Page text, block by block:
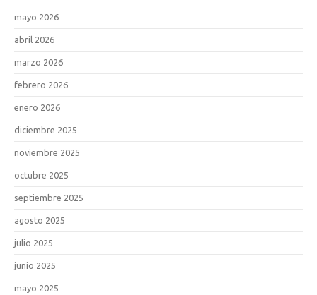
mayo 2026
abril 2026
marzo 2026
febrero 2026
enero 2026
diciembre 2025
noviembre 2025
octubre 2025
septiembre 2025
agosto 2025
julio 2025
junio 2025
mayo 2025